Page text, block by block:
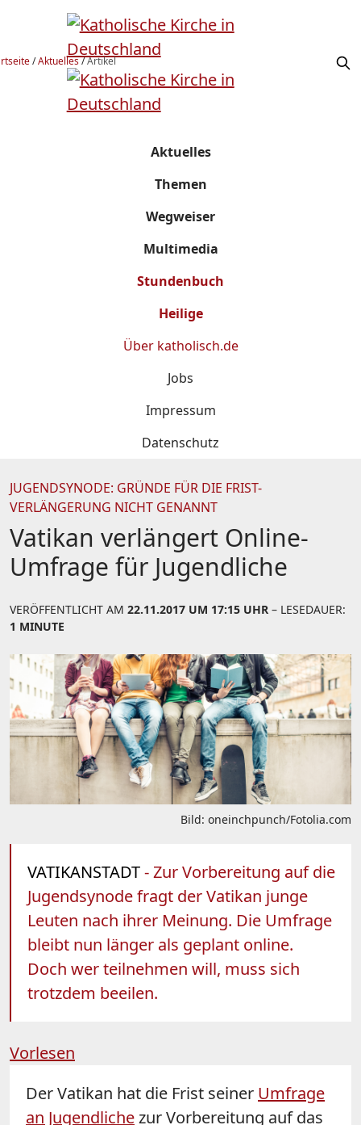
/Aktuelles/Artikel
Aktuelles
Themen
Wegweiser
Multimedia
Stundenbuch
Heilige
Über katholisch.de
Jobs
Impressum
Datenschutz
JUGENDSYNODE: GRÜNDE FÜR DIE FRIST-
VERLÄNGERUNG NICHT GENANNT
Vatikan verlängert Online-
Umfrage für Jugendliche
VERÖFFENTLICHT AM 22.11.2017 UM 17:15 UHR – LESEDAUER:
1 MINUTE
Bild: oneinchpunch/Fotolia.com
VATIKANSTADT- Zur Vorbereitung auf die
Jugendsynode fragt der Vatikan junge
Leuten nach ihrer Meinung. Die Umfrage
bleibt nun länger als geplant online.
Doch wer teilnehmen will, muss sich
trotzdem beeilen.
Vorlesen
Der Vatikan hat die Frist seiner Umfrage
an Jugendlichezur Vorbereitung auf das